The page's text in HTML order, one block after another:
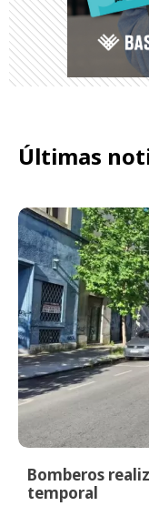
Últimas
Bomberos
temporal